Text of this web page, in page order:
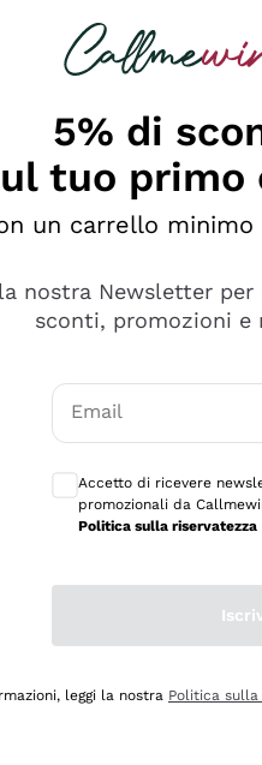
5% di
tuo primo
un carrello minimo
nostra Newsletter per
sconti, promozioni e
Email
Accetto di ricevere
promozionali da
Politica sulla riservatezza
leggi la nostra Politica sulla